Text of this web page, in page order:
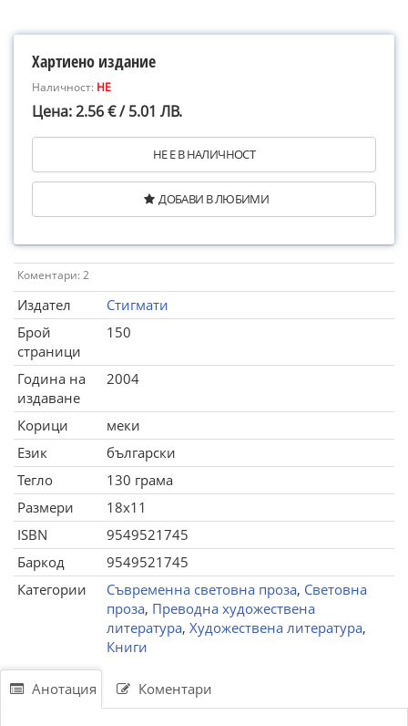
Хартиено издание
Наличност: НЕ
Цена: 2.56 € / 5.01 ЛВ.
НЕ Е В НАЛИЧНОСТ
ДОБАВИ В ЛЮБИМИ
Коментари: 2
Издател
Стигмати
Брой
страници
150
Година на
издаване
2004
Корици
меки
Език
български
Тегло
130 грама
Размери
18x11
ISBN
9549521745
Баркод
9549521745
Категории
Съвременна световна проза, Световна
проза, Преводна художествена
литература, Художествена литература,
Книги
Анотация Коментари